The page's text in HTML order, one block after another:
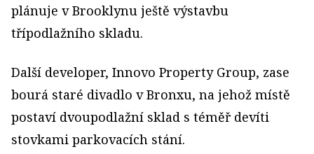
plánuje v Brooklynu ještě výstavbu
třípodlažního skladu.
Další developer, Innovo Property Group, zase
bourá staré divadlo v Bronxu, na jehož místě
postaví dvoupodlažní sklad s téměř devíti
stovkami parkovacích stání.